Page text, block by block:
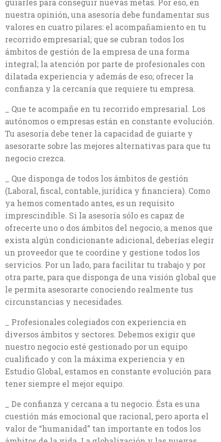
guiarles para conseguir nuevas metas. Por eso, en
nuestra opinión, una asesoría debe fundamentar sus
valores en cuatro pilares: el acompañamiento en tu
recorrido empresarial; que se cubran todos los
ámbitos de gestión de la empresa de una forma
integral; la atención por parte de profesionales con
dilatada experiencia y además de eso; ofrecer la
confianza y la cercanía que requiere tu empresa.
_ Que te acompañe en tu recorrido empresarial. Los
autónomos o empresas están en constante evolución.
Tu asesoría debe tener la capacidad de guiarte y
asesorarte sobre las mejores alternativas para que tu
negocio crezca.
_ Que disponga de todos los ámbitos de gestión
(Laboral, fiscal, contable, jurídica y financiera). Como
ya hemos comentado antes, es un requisito
imprescindible. Si la asesoría sólo es capaz de
ofrecerte uno o dos ámbitos del negocio, a menos que
exista algún condicionante adicional, deberías elegir
un proveedor que te coordine y gestione todos los
servicios. Por un lado, para facilitar tu trabajo y por
otra parte, para que disponga de una visión global que
le permita asesorarte conociendo realmente tus
circunstancias y necesidades.
_ Profesionales colegiados con experiencia en
diversos ámbitos y sectores. Debemos exigir que
nuestro negocio esté gestionado por un equipo
cualificado y con la máxima experiencia y en
Estudio Global, estamos en constante evolución para
tener siempre el mejor equipo.
_ De confianza y cercana a tu negocio. Ésta es una
cuestión más emocional que racional, pero aporta el
valor de “humanidad” tan importante en todos los